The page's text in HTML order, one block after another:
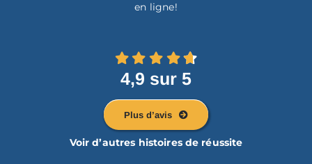
en ligne!
4,9 sur 5
Plus d’avis
Voir d’autres histoires de réussite